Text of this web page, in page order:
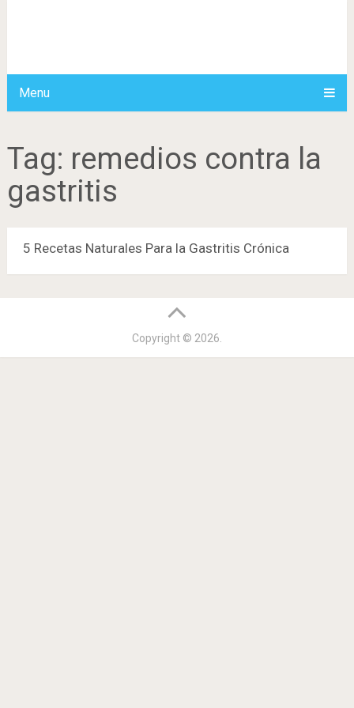
Menu
Tag: remedios contra la
gastritis
5 Recetas Naturales Para la Gastritis Crónica
Copyright © 2026.